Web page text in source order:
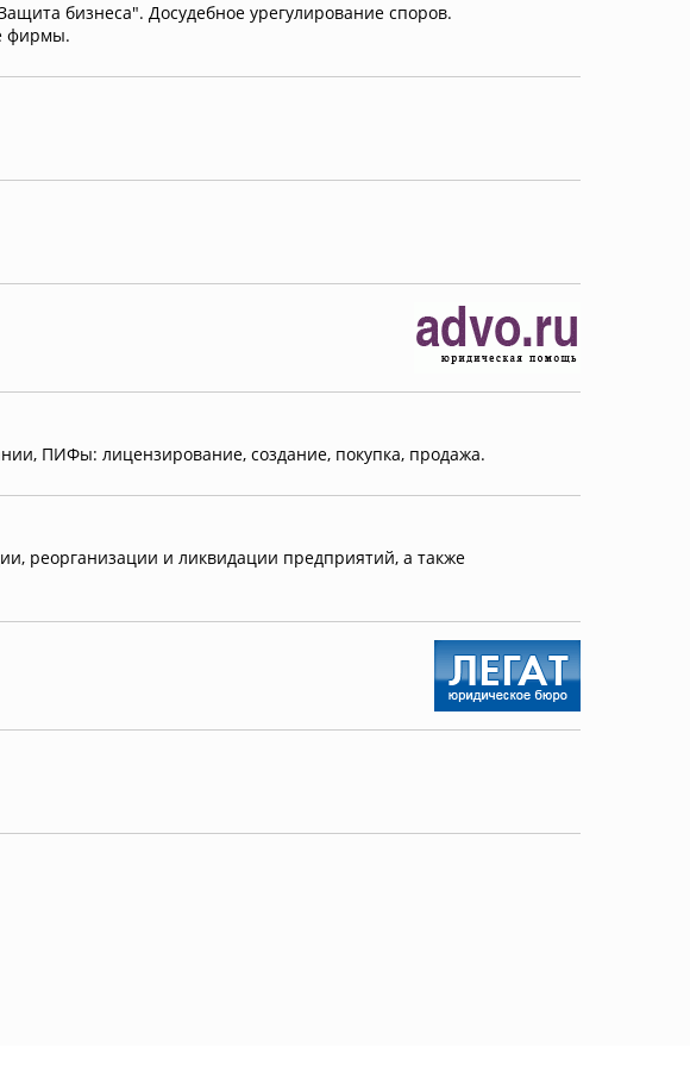
бизнеса". Досудебное урегулирование споров.
фирмы.
ПИФы: лицензирование, создание, покупка, продажа.
реорганизации и ликвидации предприятий, а также